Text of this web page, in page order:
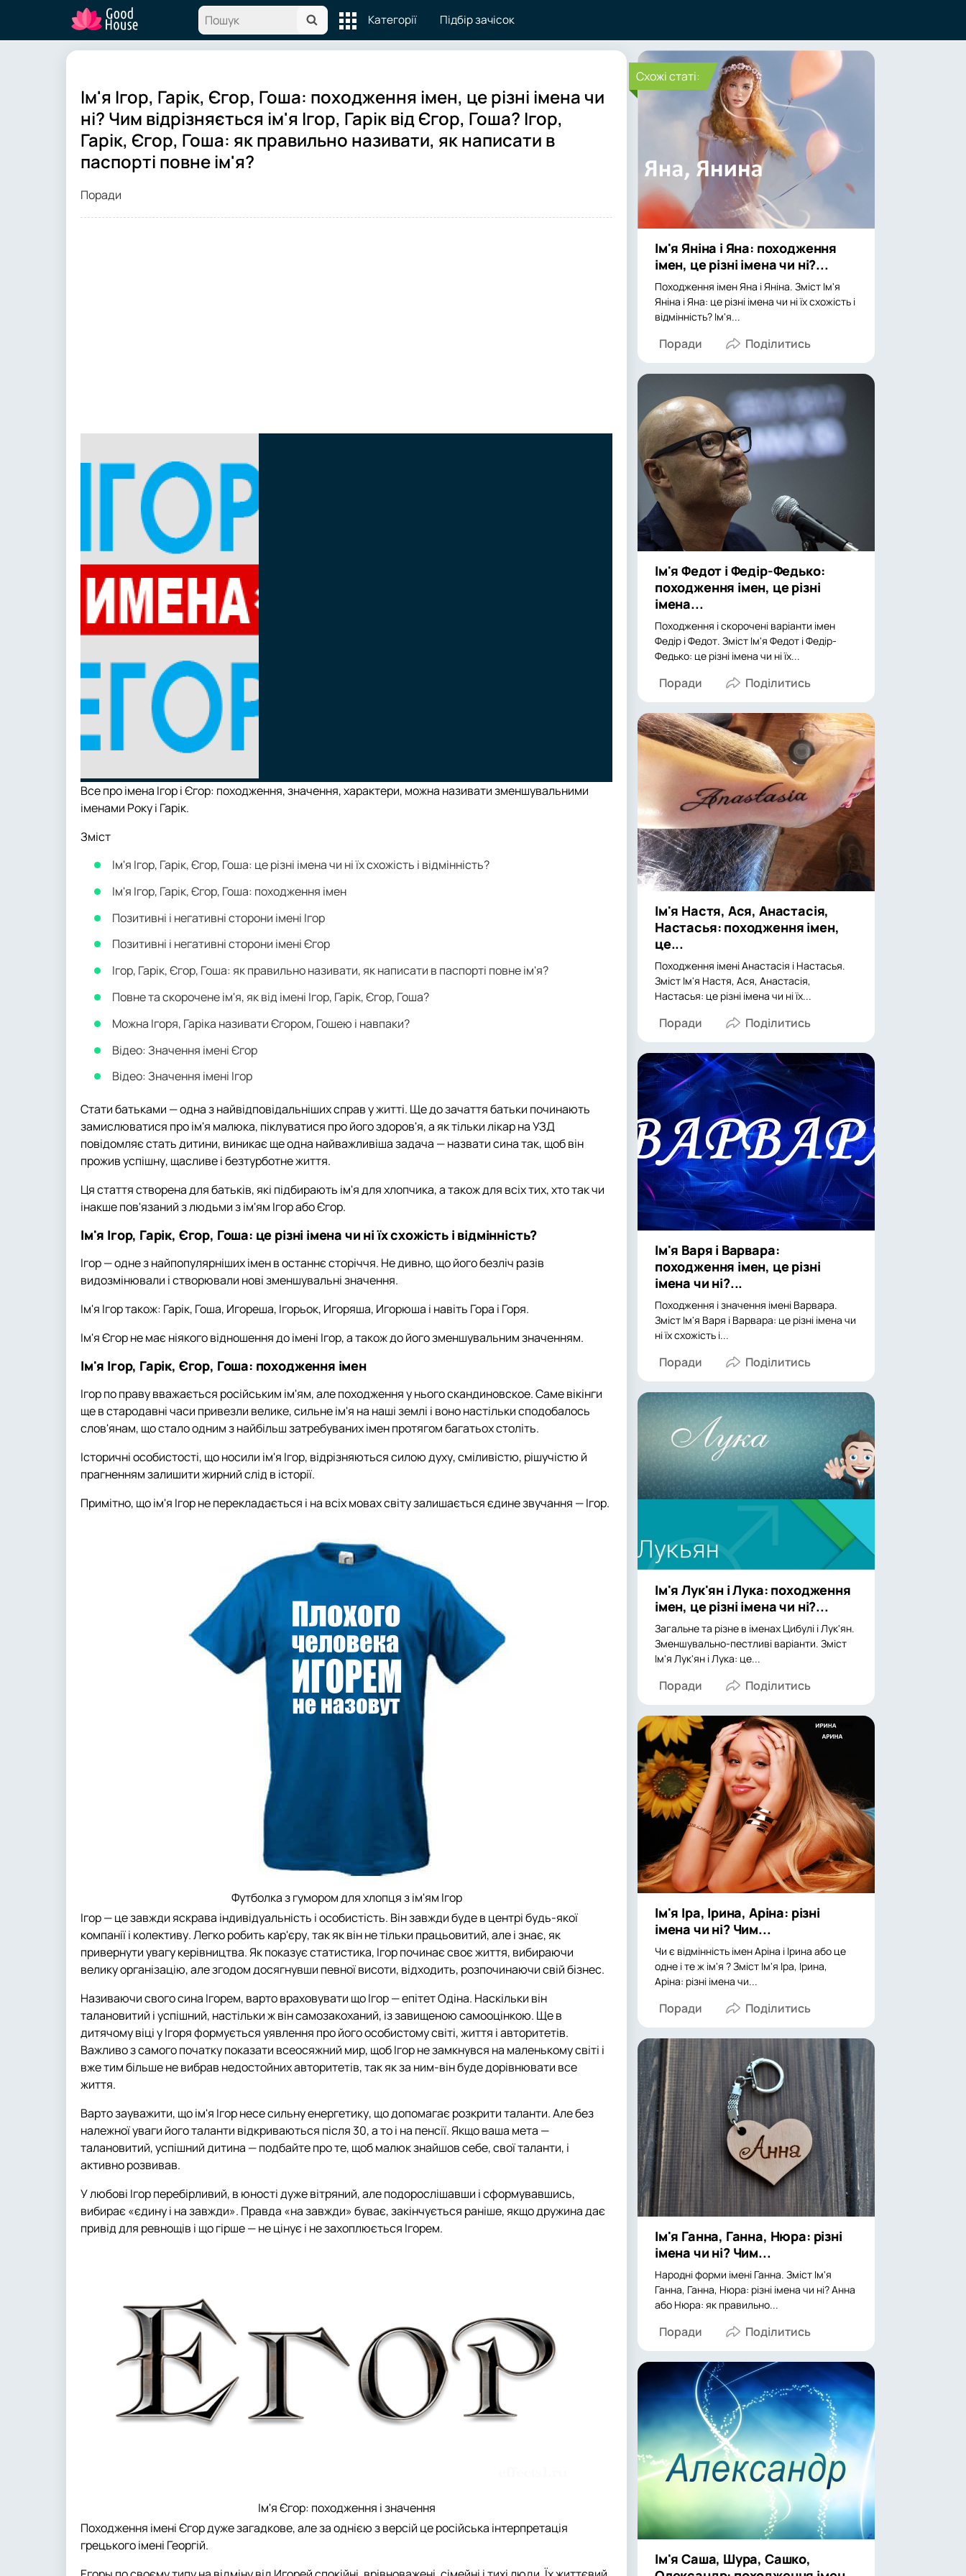
Категорії Підбір зачісок
Ім'я Ігор, Гарік, Єгор, Гоша: походження імен, це різні імена чи
ні? Чим відрізняється ім'я Ігор, Гарік від Єгор, Гоша? Ігор,
Гарік, Єгор, Гоша: як правильно називати, як написати в
паспорті повне ім'я?
Поради
Все про імена Ігор і Єгор: походження, значення, характери, можна називати зменшувальними
іменами Року і Гарік.
Зміст
Ім'я Ігор, Гарік, Єгор, Гоша: це різні імена чи ні їх схожість і відмінність?
Ім'я Ігор, Гарік, Єгор, Гоша: походження імен
Позитивні і негативні сторони імені Ігор
Позитивні і негативні сторони імені Єгор
Ігор, Гарік, Єгор, Гоша: як правильно називати, як написати в паспорті повне ім'я?
Повне та скорочене ім'я, як від імені Ігор, Гарік, Єгор, Гоша?
Можна Ігоря, Гаріка називати Єгором, Гошею і навпаки?
Відео: Значення імені Єгор
Відео: Значення імені Ігор
Стати батьками — одна з найвідповідальніших справ у житті. Ще до зачаття батьки починають
замислюватися про ім'я малюка, піклуватися про його здоров'я, а як тільки лікар на УЗД
повідомляє стать дитини, виникає ще одна найважливіша задача — назвати сина так, щоб він
прожив успішну, щасливе і безтурботне життя.
Ця стаття створена для батьків, які підбирають ім'я для хлопчика, а також для всіх тих, хто так чи
інакше пов'язаний з людьми з ім'ям Ігор або Єгор.
Ім'я Ігор, Гарік, Єгор, Гоша: це різні імена чи ні їх схожість і відмінність?
Ігор — одне з найпопулярніших імен в останнє сторіччя. Не дивно, що його безліч разів
видозмінювали і створювали нові зменшувальні значення.
Ім'я Ігор також: Гарік, Гоша, Игореша, Ігорьок, Игоряша, Игорюша і навіть Гора і Горя.
Ім'я Єгор не має ніякого відношення до імені Ігор, а також до його зменшувальним значенням.
Ім'я Ігор, Гарік, Єгор, Гоша: походження імен
Ігор по праву вважається російським ім'ям, але походження у нього скандиновское. Саме вікінги
ще в стародавні часи привезли велике, сильне ім'я на наші землі і воно настільки сподобалось
слов'янам, що стало одним з найбільш затребуваних імен протягом багатьох століть.
Історичні особистості, що носили ім'я Ігор, відрізняються силою духу, сміливістю, рішучістю й
прагненням залишити жирний слід в історії.
Примітно, що ім'я Ігор не перекладається і на всіх мовах світу залишається єдине звучання — Ігор.
Футболка з гумором для хлопця з ім'ям Ігор
Ігор — це завжди яскрава індивідуальність і особистість. Він завжди буде в центрі будь-якої
компанії і колективу. Легко робить кар'єру, так як він не тільки працьовитий, але і знає, як
привернути увагу керівництва. Як показує статистика, Ігор починає своє життя, вибираючи
велику організацію, але згодом досягнувши певної висоти, відходить, розпочинаючи свій бізнес.
Називаючи свого сина Ігорем, варто враховувати що Ігор — епітет Одіна. Наскільки він
талановитий і успішний, настільки ж він самозакоханий, із завищеною самооцінкою. Ще в
дитячому віці у Ігоря формується уявлення про його особистому світі, життя і авторитетів.
Важливо з самого початку показати всеосяжний мир, щоб Ігор не замкнувся на маленькому світі і
вже тим більше не вибрав недостойних авторитетів, так як за ним-він буде дорівнювати все
життя.
Варто зауважити, що ім'я Ігор несе сильну енергетику, що допомагає розкрити таланти. Але без
належної уваги його таланти відкриваються після 30, а то і на пенсії. Якщо ваша мета —
талановитий, успішний дитина — подбайте про те, щоб малюк знайшов себе, свої таланти, і
активно розвивав.
У любові Ігор перебірливий, в юності дуже вітряний, але подорослішавши і сформувавшись,
вибирає «єдину і на завжди». Правда «на завжди» буває, закінчується раніше, якщо дружина дає
привід для ревнощів і що гірше — не цінує і не захоплюється Ігорем.
Ім'я Єгор: походження і значення
Походження імені Єгор дуже загадкове, але за однією з версій це російська інтерпретація
грецького імені Георгій.
Cхожі статі:
Ім'я Яніна і Яна: походження
імен, це різні імена чи ні?...
Походження імен Яна і Яніна. Зміст Ім'я
Яніна і Яна: це різні імена чи ні їх схожість і
відмінність? Ім'я...
Поради
Ім'я Федот і Федір-Федько:
походження імен, це різні
імена...
Походження і скорочені варіанти імен
Федір і Федот. Зміст Ім'я Федот і Федір-
Федько: це різні імена чи ні їх...
Поради
Ім'я Настя, Ася, Анастасія,
Настасья: походження імен,
це...
Походження імені Анастасія і Настасья.
Зміст Ім'я Настя, Ася, Анастасія,
Настасья: це різні імена чи ні їх...
Поради
Ім'я Варя і Варвара:
походження імен, це різні
імена чи ні?...
Походження і значення імені Варвара.
Зміст Ім'я Варя і Варвара: це різні імена чи
ні їх схожість і...
Поради
Ім'я Лук'ян і Лука: походження
імен, це різні імена чи ні?...
Загальне та різне в іменах Цибулі і Лук'ян.
Зменшувально-пестливі варіанти. Зміст
Ім'я Лук'ян і Лука: це...
Поради
Ім'я Іра, Ірина, Аріна: різні
імена чи ні? Чим...
Чи є відмінність імен Аріна і Ірина або це
одне і те ж ім'я ? Зміст Ім'я Іра, Ірина,
Аріна: різні імена чи...
Поради
Ім'я Ганна, Ганна, Нюра: різні
імена чи ні? Чим...
Народні форми імені Ганна. Зміст Ім'я
Ганна, Ганна, Нюра: різні імена чи ні? Анна
або Нюра: як правильно...
Поради
Ім'я Саша, Шура, Сашко,